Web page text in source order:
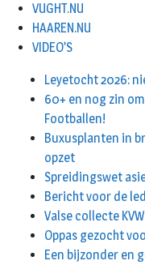
VUGHT.NU
HAAREN.NU
VIDEO’S
Leyetocht 2026:
60+ en nog zin
Footballen!
Buxusplanten in
opzet
Spreidingswet
Bericht voor de
Valse collecte KVW
Oppas gezocht
Een bijzonder en